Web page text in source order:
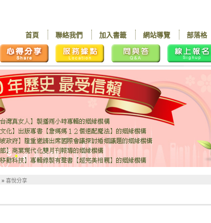
部落格
網站導覽
加入書籤
聯絡我們
首頁
» 喜悅分享